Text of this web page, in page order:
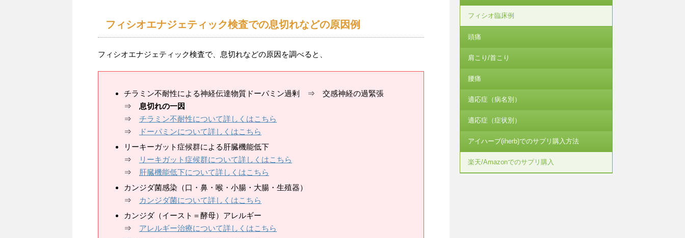
フィシオエナジェティック検査での息切れなどの原因例
フィシオエナジェティック検査で、息切れなどの原因を調べると、
チラミン不耐性による神経伝達物質ドーパミン過剰 ⇒ 交感神経の過緊張
⇒ 息切れの一因
⇒ チラミン不耐性について詳しくはこちら
⇒
ドーパミンについて詳しくはこちら
リーキーガット症候群による肝臓機能低下
⇒
リーキガット症候群について詳しくはこちら
⇒
肝臓機能低下について詳しくはこちら
カンジダ菌感染（口・鼻・喉・小腸・大腸・生殖器）
⇒
カンジダ菌について詳しくはこちら
カンジダ（イースト＝酵母）アレルギー
⇒ アレルギー治療について詳しくはこちら
フィシオ臨床例
頭痛
肩こり/首こり
腰痛
適応症（病名別）
適応症（症状別）
アイハーブ(iherb)でのサプリ購入方法
楽天/Amazonでのサプリ購入